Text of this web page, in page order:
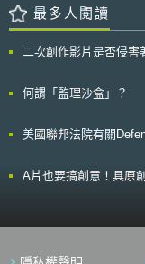
份有限公司[11]。東大
樑任務，將大學及研究
等事務，將東大本身擁有
目標，並將所得之收入
人化後，教授的研發專利
申請校內研發成果的專
研發人員修整其專利申請
學研發產出之專利申請、
東大TLO針對發明內容之
18.38條的規定，修正本
現行的六個月修正為十
現行本法第22條第3項(
而洩漏者，方可在專利申請時主張
申請人公開方式和事由，
同時在申請時即提出主張的規定。 另外，當申請人
公開公報或專利公報而導
得知申請人的創作內容
優惠期的適用。 此外，配合發明專利優惠期期間的調整，修正本法條
立效價測試基準：納入
（Potency Tests for
等要求。 2.建立涵蓋產品生命週期的效價保證策略：強調在整個產品生命週
檢測等多個環節。 3.導入風險管理評估概念：包括根據CGT產品的作用機
Attributes, CQA）、以及
來廠商在產品開發早期
製造過程中持續進行品
最多人閱讀
二次創作影片是否侵害
何謂「監理沙盒」？
美國聯邦法院有關
A片也要搞創意！具原